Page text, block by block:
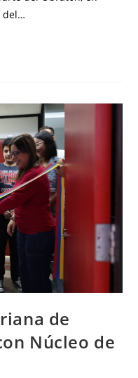
del…
de
Núcleo de